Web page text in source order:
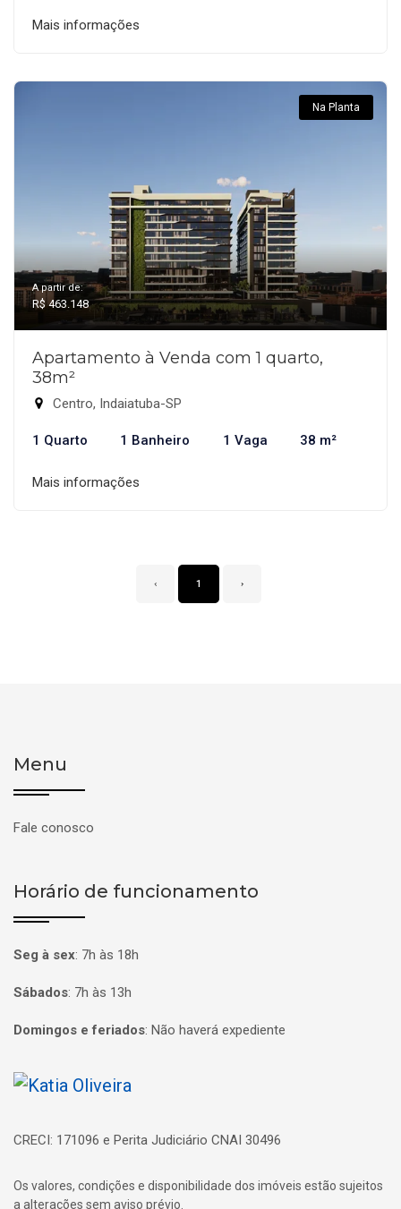
Mais informações
Na Planta
A partir de:
R$ 463.148
Apartamento à Venda com 1 quarto,
38m²
Centro, Indaiatuba-SP
1 Quarto 1 Banheiro 1 Vaga 38 m²
Mais informações
‹ 1 ›
Menu
Fale conosco
Horário de funcionamento
Seg à sex: 7h às 18h
Sábados: 7h às 13h
Domingos e feriados: Não haverá expediente
Página inicial
CRECI: 171096 e Perita Judiciário CNAI 30496
Os valores, condições e disponibilidade dos imóveis estão sujeitos
a alterações sem aviso prévio.